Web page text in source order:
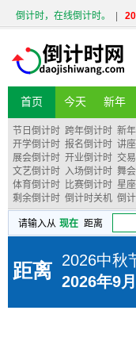
倒计时，在线倒计时。
首页 今天 新年
节日倒计时 跨年倒计时 新
开学倒计时 报名倒计时 讲
展会倒计时 开业倒计时 交
文艺倒计时 入场倒计时 舞
体育倒计时 比赛倒计时 星
剩余倒计时 倒计时关机 倒